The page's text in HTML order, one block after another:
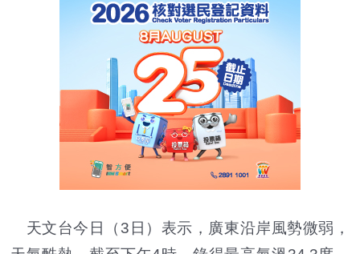
天文台今日（3日）表示，廣東沿岸風勢微弱，